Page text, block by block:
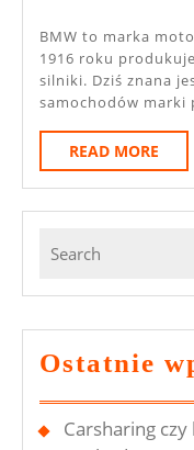
Na
BMW to marka motoryzacyjna z Monachium, która od
1916 roku
silniki. Dziś znana
samochodów marki
READ MORE
MORE
for:
Ostatnie
Carsharing